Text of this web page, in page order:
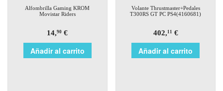
Alfombrilla Gaming KROM
Movistar Riders
14,90 €
Añadir al carrito
Volante Thrustmaster+Pedales
T300RS GT PC PS4(4160681)
402,11 €
Añadir al carrito